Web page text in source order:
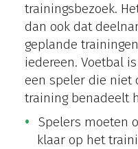
trainingsbezoek.
dan ook dat
geplande
iedereen. Voetbal
een speler die niet
training benadeelt
Spelers moeten
klaar op het